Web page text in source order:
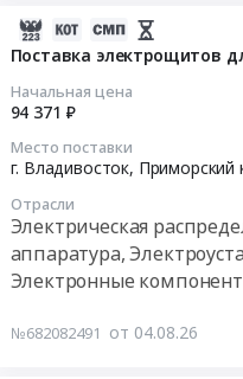
Поставка электрощитов
Начальная цена
94 371 ₽
Место поставки
г. Владивосток, Приморский
Отрасли
Электрическая
аппаратура,
Электронные
№682082491 от 04.08.26